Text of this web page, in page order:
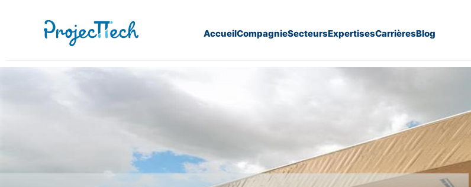
AccueilCompagnieSecteursExpertisesCarrièresBlog